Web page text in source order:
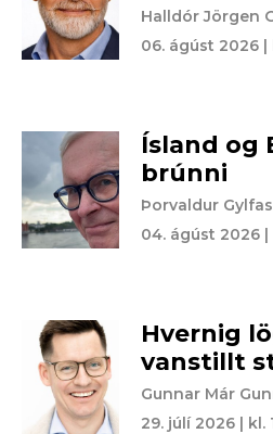
Halldór Jörgen
06. ágúst 2026 |
Ísland og
brúnni
Þorvaldur
04. ágúst 2026 |
Hvernig
vanstillt
Gunnar Már
29. júlí 2026 | kl.